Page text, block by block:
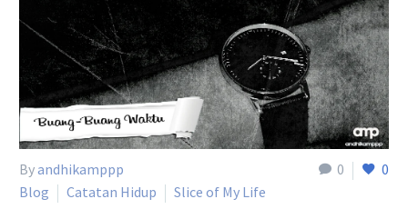
0 0
Byandhikamppp
Blog
Catatan Hidup Slice of My Life